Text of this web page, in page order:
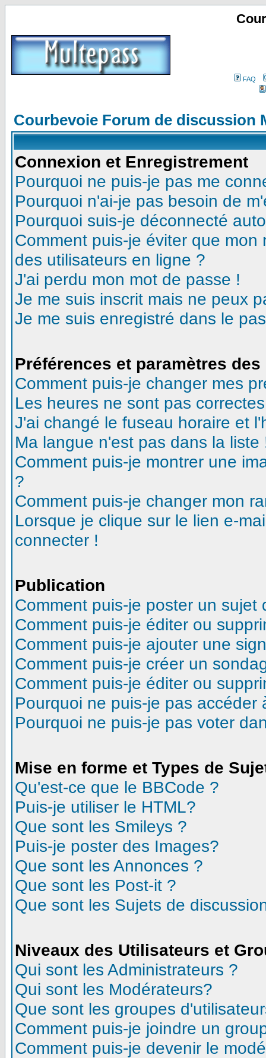
FAQ
Courbevoie Forum de discussion
Connexion et Enregistrement
Pourquoi ne puis-je pas me
Pourquoi n'ai-je pas besoin de
Pourquoi suis-je déconnecté
Comment puis-je éviter que
des utilisateurs en ligne ?
J'ai perdu mon mot de passe !
Je me suis inscrit mais ne peux
Je me suis enregistré dans le
Préférences et paramètres
Comment puis-je changer mes
Les heures ne sont pas
J'ai changé le fuseau horaire et
Ma langue n'est pas dans la liste
Comment puis-je montrer une
?
Comment puis-je changer mon
Lorsque je clique sur le lien e-
connecter !
Publication
Comment puis-je poster un sujet
Comment puis-je éditer ou
Comment puis-je ajouter une
Comment puis-je créer un
Comment puis-je éditer ou
Pourquoi ne puis-je pas accéder
Pourquoi ne puis-je pas voter
Mise en forme et Types de
Qu'est-ce que le BBCode ?
Puis-je utiliser le HTML?
Que sont les Smileys ?
Puis-je poster des Images?
Que sont les Annonces ?
Que sont les Post-it ?
Que sont les Sujets de
Niveaux des Utilisateurs et
Qui sont les Administrateurs ?
Qui sont les Modérateurs?
Que sont les groupes
Comment puis-je joindre un
Comment puis-je devenir le